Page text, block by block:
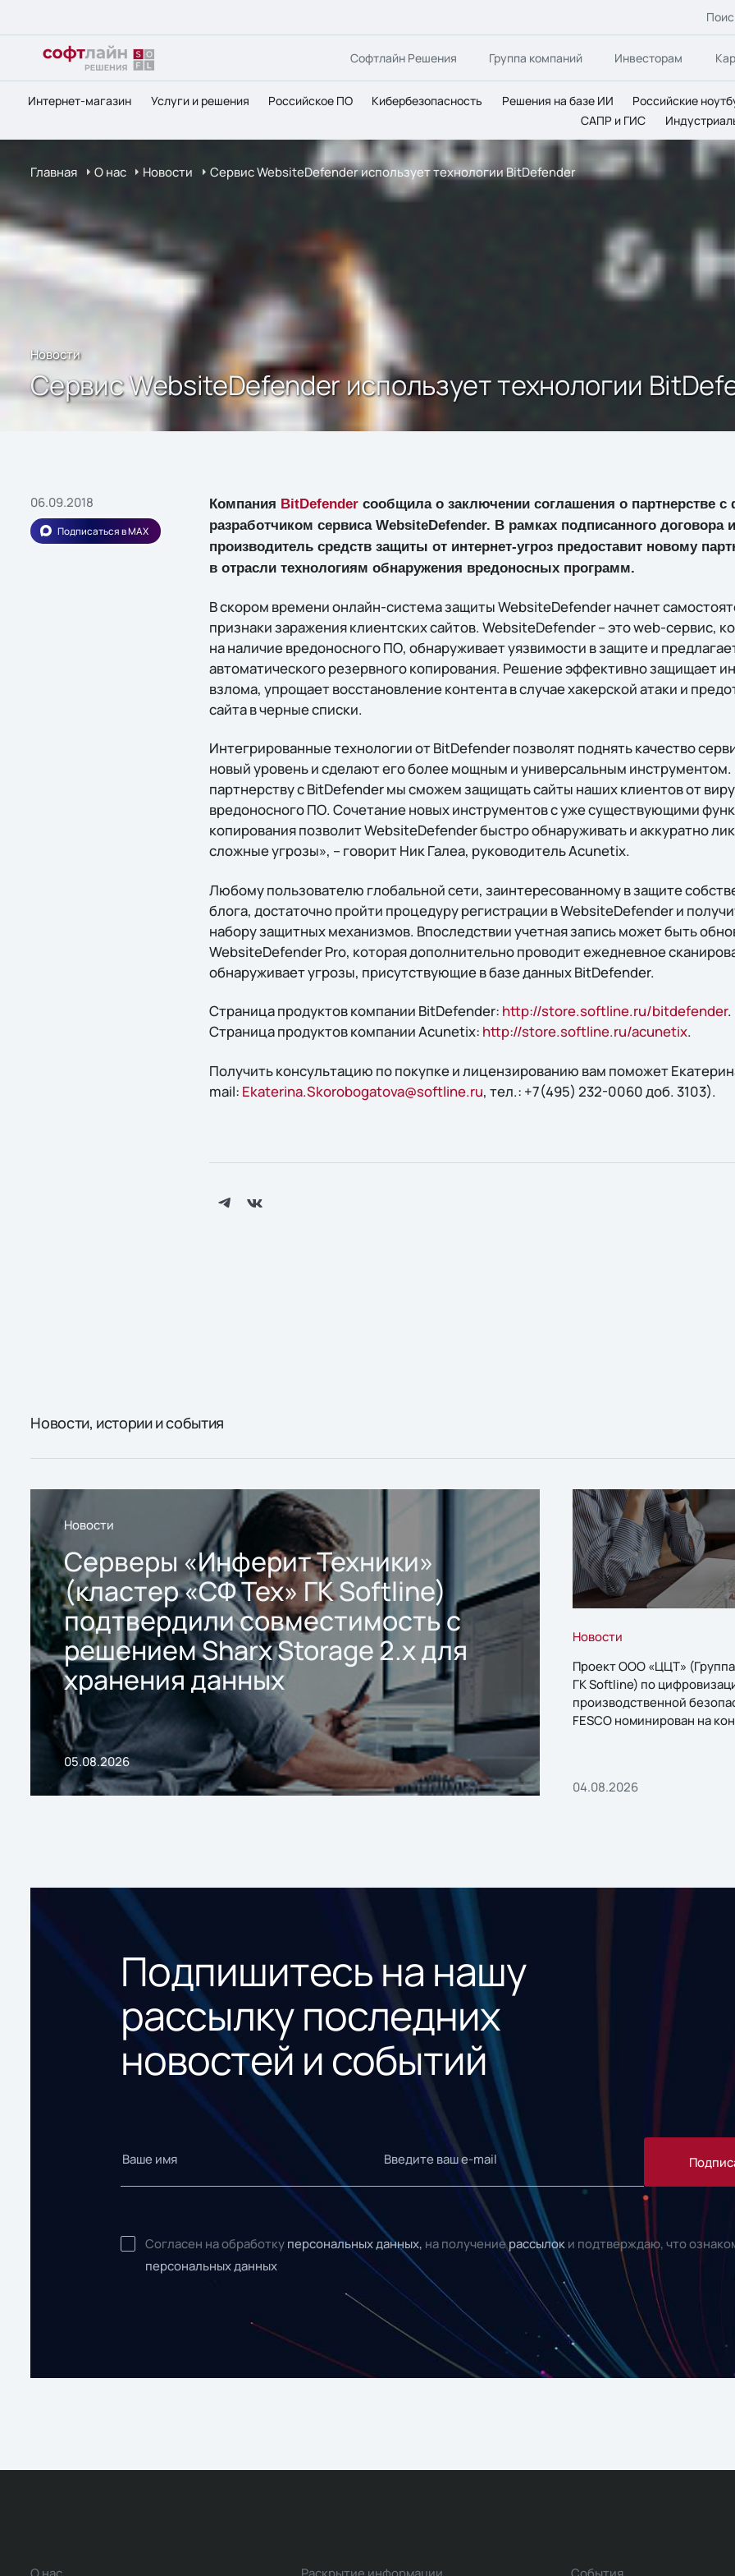
Софтлайн Решения Группа компаний Инвесторам
Интернет-магазин Услуги и решения Российское ПО Кибербезопасность Решения на базе ИИ Российские
САПР и ГИС
Главная О нас Новости Сервис WebsiteDefender использует технологии BitDefender
Новости
Сервис WebsiteDefender использует технологии
06.09.2018
Подписаться в MAX
Компания BitDefenderсообщила о заключении соглашения о партнерстве
разработчиком сервиса WebsiteDefender. В рамках подписанного договора
производитель средств защиты от интернет-угроз предоставит новому
в отрасли технологиям обнаружения вредоносных программ.
В скором времени онлайн-система защиты WebsiteDefender начнет
признаки заражения клиентских сайтов. WebsiteDefender – это web-сервис,
на наличие вредоносного ПО, обнаруживает уязвимости в защите и
автоматического резервного копирования. Решение эффективно защищает
взлома, упрощает восстановление контента в случае хакерской атаки и
сайта в черные списки.
Интегрированные технологии от BitDefender позволят поднять качество
новый уровень и сделают его более мощным и универсальным инструментом.
партнерству с BitDefender мы сможем защищать сайты наших клиентов от
вредоносного ПО. Сочетание новых инструментов с уже существующими
копирования позволит WebsiteDefender быстро обнаруживать и аккуратно
сложные угрозы», – говорит Ник Галеа, руководитель Acunetix.
Любому пользователю глобальной сети, заинтересованному в защите
блога, достаточно пройти процедуру регистрации в WebsiteDefender и
набору защитных механизмов. Впоследствии учетная запись может быть
WebsiteDefender Pro, которая дополнительно проводит ежедневное
обнаруживает угрозы, присутствующие в базе данных BitDefender.
Страница продуктов компании BitDefender: http://store.softline.ru/bitdefender.
Страница продуктов компании Acunetix: http://store.softline.ru/acunetix.
Получить консультацию по покупке и лицензированию вам поможет
mail: Ekaterina.Skorobogatova@softline.ru, тел.: +7(495) 232-0060 доб. 3103).
Новости, истории и события
Новости
Серверы «Инферит Техники»
(кластер «СФ Тех» ГК Softline)
подтвердили совместимость с
решением Sharx Storage 2.x для
хранения данных
05.08.2026
Новости
Проект ООО «ЦЦТ»
ГК Softline) по
производственной
FESCO номинирован на
04.08.2026
Подпишитесь на нашу
рассылку последних
новостей и событий
Согласен на обработку персональных данных, на получениерассылок и подтверждаю, что
персональных данных